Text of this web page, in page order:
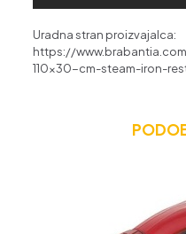
Uradna stran proizvajalca:
https://
110×30-cm-steam-iron-